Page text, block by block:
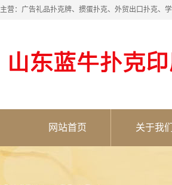
主营：广告礼品扑克牌、掼蛋扑克、外贸出口扑克、
网站首页 关于我们